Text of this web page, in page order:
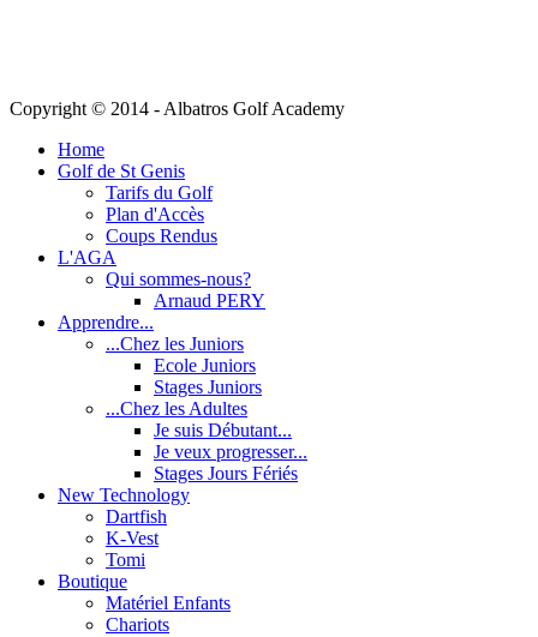
Copyright © 2014 - Albatros Golf Academy
Home
Golf de St Genis
Tarifs du Golf
Plan d'Accès
Coups Rendus
L'AGA
Qui sommes-nous?
Arnaud PERY
Apprendre...
...Chez les Juniors
Ecole Juniors
Stages Juniors
...Chez les Adultes
Je suis Débutant...
Je veux progresser...
Stages Jours Fériés
New Technology
Dartfish
K-Vest
Tomi
Boutique
Matériel Enfants
Chariots